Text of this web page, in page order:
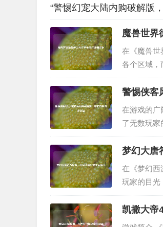
“警惕幻宠大陆内购破解版
魔兽世界
在《魔兽世
各个区域，
家详细介绍
已经学会专
警惕侠客
在游戏的广
了无数玩家
就成为了关
的重要性
梦幻大唐
在《梦幻西
玩家的目光
中绽放出
的单体伤害
凯撒大帝